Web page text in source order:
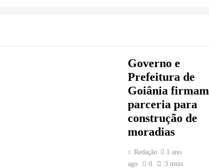
Governo e
Prefeitura de
Goiânia firmam
parceria para
construção de
moradias
Redação
1 ano
ago
0 3 mins